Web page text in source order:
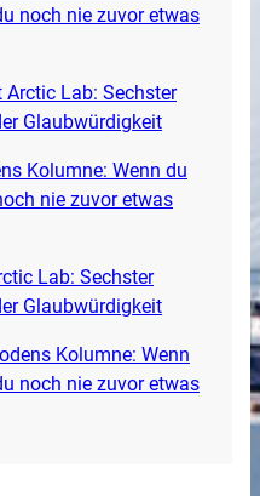
noch nie zuvor etwas
Arctic Lab: Sechster
Glaubwürdigkeit
Kolumne: Wenn du
nie zuvor etwas
Lab: Sechster
Glaubwürdigkeit
Kolumne: Wenn
noch nie zuvor etwas